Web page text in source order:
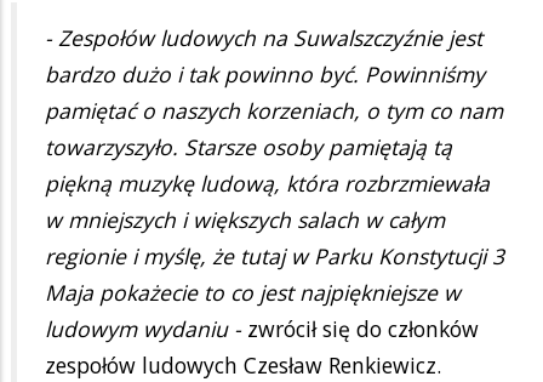
- Zespołów ludowych na Suwalszczyźnie jest
bardzo dużo i tak powinno być. Powinniśmy
pamiętać o naszych korzeniach, o tym co nam
towarzyszyło. Starsze osoby pamiętają tą
piękną muzykę ludową, która rozbrzmiewała
w mniejszych i większych salach w całym
regionie i myślę, że tutaj w Parku Konstytucji 3
Maja pokażecie to co jest najpiękniejsze w
ludowym wydaniu - zwrócił się do członków
zespołów ludowych Czesław Renkiewicz.